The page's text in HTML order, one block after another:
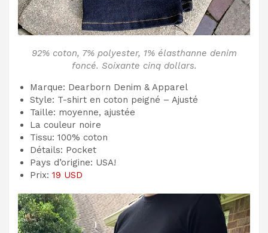
92% coton, 7% polyester, 1% élasthanne denim
foncé. Soixante cinq dollars.
Marque: Dearborn Denim & Apparel
Style: T-shirt en coton peigné – Ajusté
Taille: moyenne, ajustée
La couleur noire
Tissu: 100% coton
Détails: Pocket
Pays d’origine: USA!
Prix: 19 USD